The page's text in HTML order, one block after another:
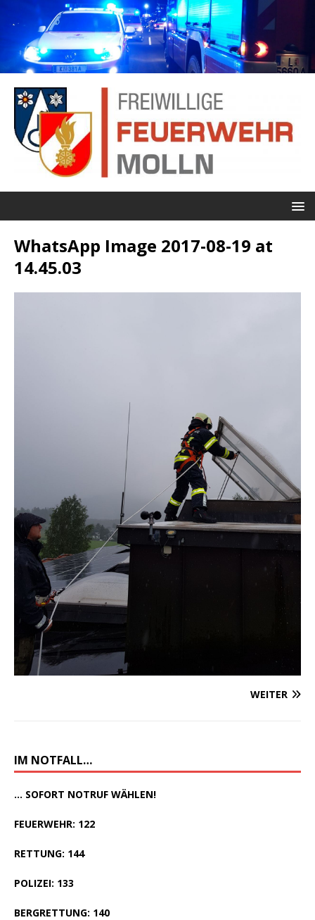
WhatsApp Image 2017-08-19 at
14.45.03
WEITER
IM NOTFALL…
... SOFORT NOTRUF WÄHLEN!
FEUERWEHR: 122
RETTUNG: 144
POLIZEI: 133
BERGRETTUNG: 140